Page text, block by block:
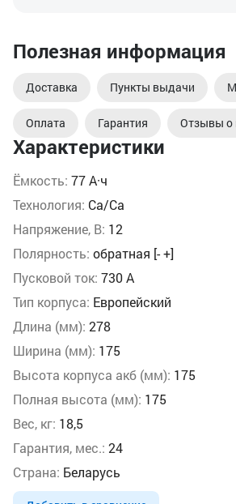
Характеристики
Ёмкость: 77 А·ч
Технология: Ca/Ca
Напряжение, В: 12
Полярность: обратная [- +]
Пусковой ток: 730 А
Тип корпуса: Европейский
Длина (мм): 278
Ширина (мм): 175
Высота корпуса акб (мм): 175
Полная высота (мм): 175
Вес, кг: 18,5
Гарантия, мес.: 24
Страна: Беларусь
Полезная информация
Доставка Пункты выдачи
Оплата Гарантия Отзывы о